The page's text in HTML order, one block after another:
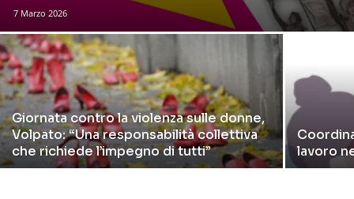
7 Marzo 2026
Giornata contro la violenza sulle donne,
Volpato: “Una responsabilità collettiva
che richiede l’impegno di tutti”
lavoro